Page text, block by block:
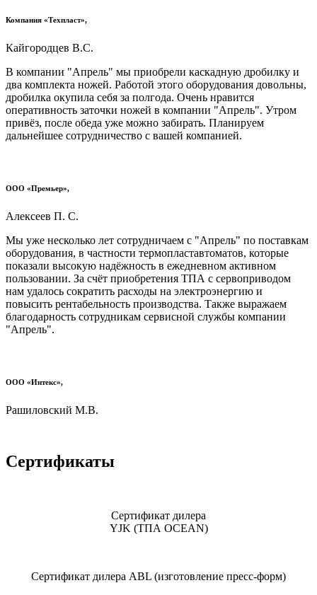
Компания «Техпласт»,
Кайгородцев В.С.
В компании "Апрель" мы приобрели каскадную дробилку и
два комплекта ножей. Работой этого оборудования довольны,
дробилка окупила себя за полгода. Очень нравится
оперативность заточки ножей в компании "Апрель". Утром
привёз, после обеда уже можно забирать. Планируем
дальнейшее сотрудничество с вашей компанией.
ООО «Премьер»,
Алексеев П. С.
Мы уже несколько лет сотрудничаем с "Апрель" по поставкам
оборудования, в частности термопластавтоматов, которые
показали высокую надёжность в ежедневном активном
пользовании. За счёт приобретения ТПА с сервоприводом
нам удалось сократить расходы на электроэнергию и
повысить рентабельность производства. Также выражаем
благодарность сотрудникам сервисной службы компании
"Апрель".
ООО «Интекс»,
Рашиловский М.В.
Сертификаты
Сертификат дилера
YJK (ТПА OCEAN)
Сертификат дилера ABL (изготовление пресс-форм)